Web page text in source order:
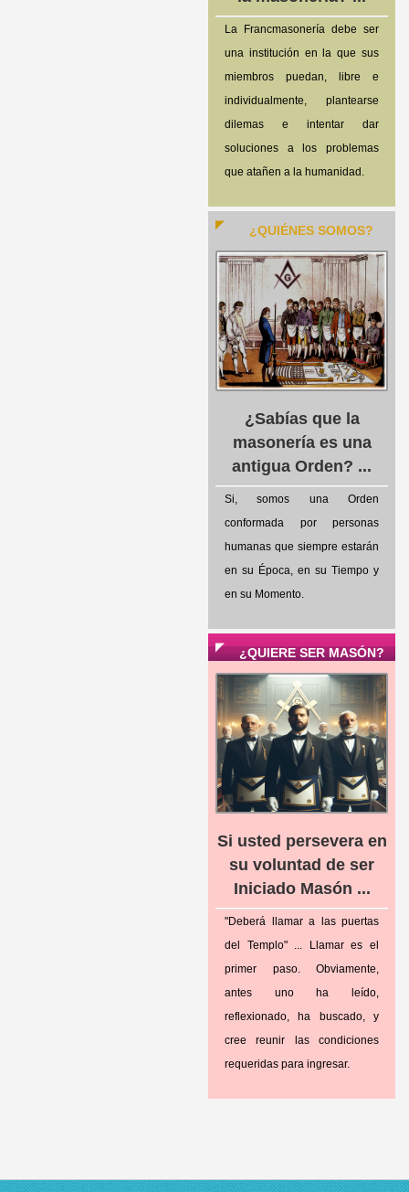
La Francmasonería debe ser
una institución en la que sus
miembros puedan, libre e
individualmente, plantearse
dilemas e intentar dar
soluciones a los problemas
que atañen a la humanidad.
¿QUIÉNES SOMOS?
¿Sabías que la
masonería es una
antigua Orden? ...
Si, somos una Orden
conformada por personas
humanas que siempre estarán
en su Época, en su Tiempo y
en su Momento.
¿QUIERE SER MASÓN?
Si usted persevera en
su voluntad de ser
Iniciado Masón ...
"Deberá llamar a las puertas
del Templo" ... Llamar es el
primer paso. Obviamente,
antes uno ha leído,
reflexionado, ha buscado, y
cree reunir las condiciones
requeridas para ingresar.